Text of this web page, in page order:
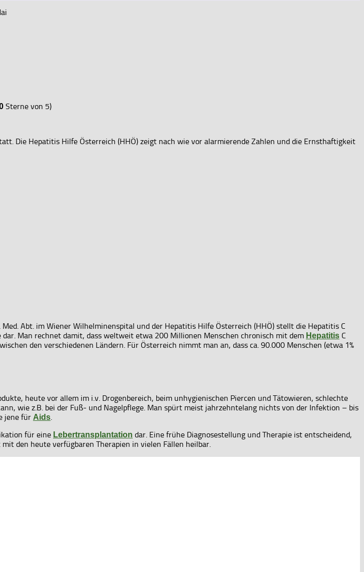
Sterne von 5)
Die Hepatitis Hilfe Österreich (HHÖ) zeigt nach wie vor alarmierende Zahlen und die Ernsthaftigkeit
Abt. im Wiener Wilhelminenspital und der Hepatitis Hilfe Österreich (HHÖ) stellt die Hepatitis C
Man rechnet damit, dass weltweit etwa 200 Millionen Menschen chronisch mit dem Hepatitis C
den verschiedenen Ländern. Für Österreich nimmt man an, dass ca. 90.000 Menschen (etwa 1%
heute vor allem im i.v. Drogenbereich, beim unhygienischen Piercen und Tätowieren, schlechte
wie z.B. bei der Fuß- und Nagelpflege. Man spürt meist jahrzehntelang nichts von der Infektion – bis
jene für Aids
für eine Lebertransplantation dar. Eine frühe Diagnosestellung und Therapie ist entscheidend,
den heute verfügbaren Therapien in vielen Fällen heilbar.